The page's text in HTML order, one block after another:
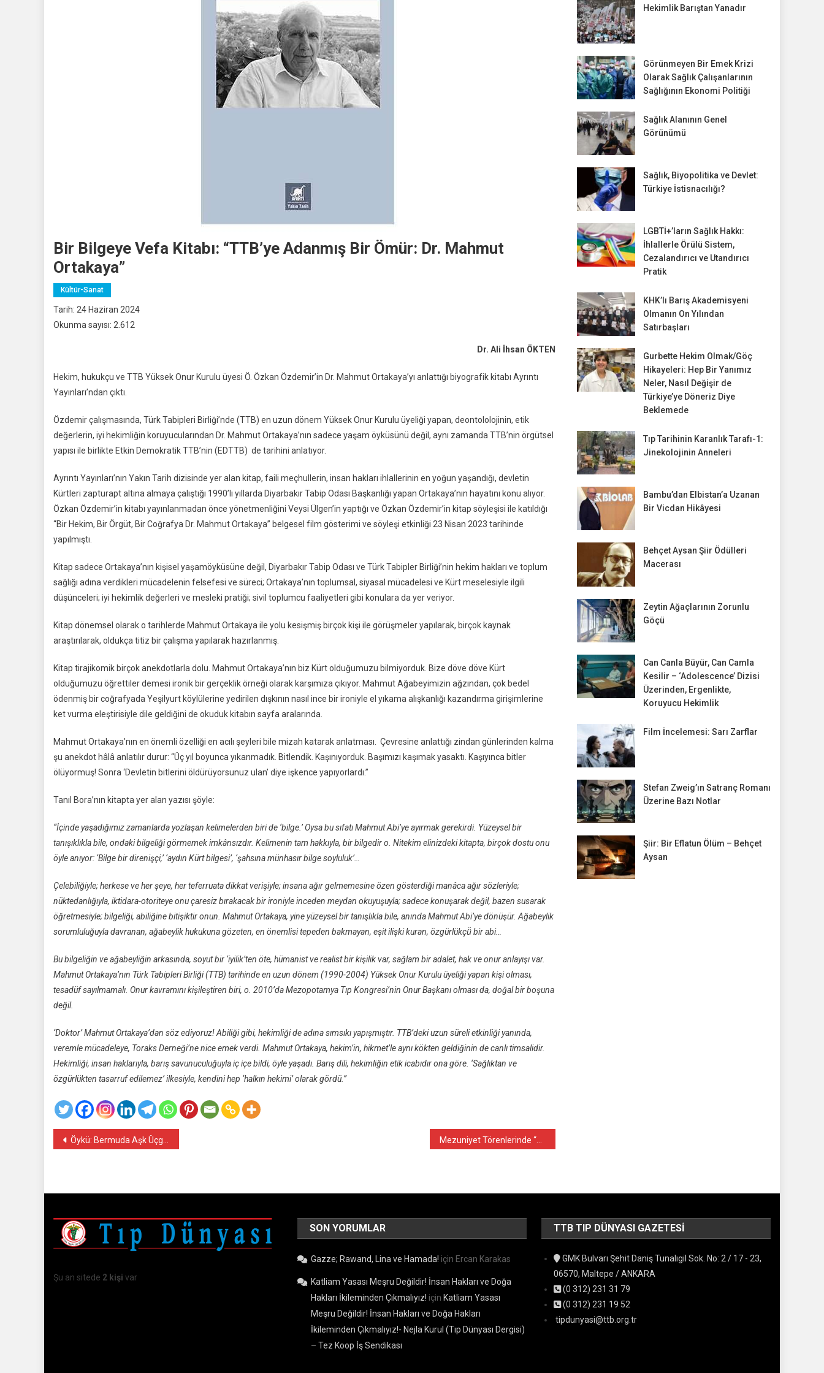
Bir Bilgeye Vefa Kitabı: “TTB’ye Adanmış Bir Ömür: Dr. Mahmut
Ortakaya”
Kültür-Sanat
Tarih: 24 Haziran 2024
Okunma sayısı: 2.612
Dr. Ali İhsan ÖKTEN
Hekim, hukukçu ve TTB Yüksek Onur Kurulu üyesi Ö. Özkan Özdemir’in Dr. Mahmut Ortakaya’yı anlattığı biyografik kitabı Ayrıntı
Yayınları’ndan çıktı.
Özdemir çalışmasında, Türk Tabipleri Birliği’nde (TTB) en uzun dönem Yüksek Onur Kurulu üyeliği yapan, deontololojinin, etik
değerlerin, iyi hekimliğin koruyucularından Dr. Mahmut Ortakaya’nın sadece yaşam öyküsünü değil, aynı zamanda TTB’nin örgütsel
yapısı ile birlikte Etkin Demokratik TTB’nin (EDTTB) de tarihini anlatıyor.
Ayrıntı Yayınları’nın Yakın Tarih dizisinde yer alan kitap, faili meçhullerin, insan hakları ihlallerinin en yoğun yaşandığı, devletin
Kürtleri zapturapt altına almaya çalıştığı 1990’lı yıllarda Diyarbakır Tabip Odası Başkanlığı yapan Ortakaya’nın hayatını konu alıyor.
Özkan Özdemir’in kitabı yayınlanmadan önce yönetmenliğini Veysi Ülgen’in yaptığı ve Özkan Özdemir’in kitap söyleşisi ile katıldığı
“Bir Hekim, Bir Örgüt, Bir Coğrafya Dr. Mahmut Ortakaya” belgesel film gösterimi ve söyleşi etkinliği 23 Nisan 2023 tarihinde
yapılmıştı.
Kitap sadece Ortakaya’nın kişisel yaşamöyküsüne değil, Diyarbakır Tabip Odası ve Türk Tabipler Birliği’nin hekim hakları ve toplum
sağlığı adına verdikleri mücadelenin felsefesi ve süreci; Ortakaya’nın toplumsal, siyasal mücadelesi ve Kürt meselesiyle ilgili
düşünceleri; iyi hekimlik değerleri ve mesleki pratiği; sivil toplumcu faaliyetleri gibi konulara da yer veriyor.
Kitap dönemsel olarak o tarihlerde Mahmut Ortakaya ile yolu kesişmiş birçok kişi ile görüşmeler yapılarak, birçok kaynak
araştırılarak, oldukça titiz bir çalışma yapılarak hazırlanmış.
Kitap tirajikomik birçok anekdotlarla dolu. Mahmut Ortakaya’nın biz Kürt olduğumuzu bilmiyorduk. Bize döve döve Kürt
olduğumuzu öğrettiler demesi ironik bir gerçeklik örneği olarak karşımıza çıkıyor. Mahmut Ağabeyimizin ağzından, çok bedel
ödenmiş bir coğrafyada Yeşilyurt köylülerine yedirilen dışkının nasıl ince bir ironiyle el yıkama alışkanlığı kazandırma girişimlerine
ket vurma eleştirisiyle dile geldiğini de okuduk kitabın sayfa aralarında.
Mahmut Ortakaya’nın en önemli özelliği en acılı şeyleri bile mizah katarak anlatması. Çevresine anlattığı zindan günlerinden kalma
şu anekdot hâlâ anlatılır durur: “Üç yıl boyunca yıkanmadık. Bitlendik. Kaşınıyorduk. Başımızı kaşımak yasaktı. Kaşıyınca bitler
ölüyormuş! Sonra ‘Devletin bitlerini öldürüyorsunuz ulan’ diye işkence yapıyorlardı.”
Tanıl Bora’nın kitapta yer alan yazısı şöyle:
“İçinde yaşadığımız zamanlarda yozlaşan kelimelerden biri de ‘bilge.’ Oysa bu sıfatı Mahmut Abi’ye ayırmak gerekirdi. Yüzeysel bir
tanışıklıkla bile, ondaki bilgeliği görmemek imkânsızdır. Kelimenin tam hakkıyla, bir bilgedir o. Nitekim elinizdeki kitapta, birçok dostu onu
öyle anıyor: ‘Bilge bir direnişçi,’ ‘aydın Kürt bilgesi’, ‘şahsına münhasır bilge soyluluk’…
Çelebiliğiyle; herkese ve her şeye, her teferruata dikkat verişiyle; insana ağır gelmemesine özen gösterdiği manâca ağır sözleriyle;
nüktedanlığıyla, iktidara-otoriteye onu çaresiz bırakacak bir ironiyle inceden meydan okuyuşuyla; sadece konuşarak değil, bazen susarak
öğretmesiyle; bilgeliği, abiliğine bitişiktir onun. Mahmut Ortakaya, yine yüzeysel bir tanışlıkla bile, anında Mahmut Abi’ye dönüşür. Ağabeylik
sorumluluğuyla davranan, ağabeylik hukukuna gözeten, en önemlisi tepeden bakmayan, eşit ilişki kuran, özgürlükçü̈ bir abi…
Bu bilgeliğin ve ağabeyliğin arkasında, soyut bir ‘iyilik’ten öte, hümanist ve realist bir kişilik var, sağlam bir adalet, hak ve onur anlayışı var.
Mahmut Ortakaya’nın Türk Tabipleri Birliği (TTB) tarihinde en uzun dönem (1990-2004) Yüksek Onur Kurulu üyeliği yapan kişi olması,
tesadüf sayılmamalı. Onur kavramını kişileştiren biri, o. 2010’da Mezopotamya Tıp Kongresi’nin Onur Başkanı olması da, doğal bir boşuna
değil.
‘Doktor’ Mahmut Ortakaya’dan söz ediyoruz! Abiliği gibi, hekimliği de adına sımsıkı yapışmıştır. TTB’deki uzun süreli etkinliği yanında,
veremle mücadeleye, Toraks Derneği’ne nice emek verdi. Mahmut Ortakaya, hekim’in, hikmet’le aynı kökten geldiğinin de canlı timsalidir.
Hekimliği, insan haklarıyla, barış savunuculuğuyla iç içe bildi, öyle yaşadı. Barış dili, hekimliğin etik icabıdır ona göre. ‘Sağlıktan ve
özgürlükten tasarruf edilemez’ ilkesiyle, kendini hep ‘halkın hekimi’ olarak gördü.”
Yazı
Öykü: Bermuda Aşk Üçgeni – Gönül Malat
Hekimlik Barıştan Yanadır
Görünmeyen Bir Emek Krizi
Olarak Sağlık Çalışanlarının
Sağlığının Ekonomi Politiği
Sağlık Alanının Genel
Görünümü
Sağlık, Biyopolitika ve Devlet:
Türkiye İstisnacılığı?
LGBTİ+’ların Sağlık Hakkı:
İhlallerle Örülü Sistem,
Cezalandırıcı ve Utandırıcı
Pratik
KHK’lı Barış Akademisyeni
Olmanın On Yılından
Satırbaşları
Gurbette Hekim Olmak/Göç
Hikayeleri: Hep Bir Yanımız
Neler, Nasıl Değişir de
Türkiye’ye Döneriz Diye
Beklemede
Tıp Tarihinin Karanlık Tarafı-1:
Jinekolojinin Anneleri
Bambu’dan Elbistan’a Uzanan
Bir Vicdan Hikâyesi
Behçet Aysan Şiir Ödülleri
Macerası
Zeytin Ağaçlarının Zorunlu
Göçü
Can Canla Büyür, Can Camla
Kesilir – ‘Adolescence’ Dizisi
Üzerinden, Ergenlikte,
Koruyucu Hekimlik
Film İncelemesi: Sarı Zarflar
Stefan Zweig’ın Satranç Romanı
Üzerine Bazı Notlar
Şiir: Bir Eflatun Ölüm – Behçet
Aysan
Şu an sitede 2 kişi var
SON YORUMLAR
Gazze; Rawand, Lina ve Hamada! için Ercan Karakas
Katliam Yasası Meşru Değildir! İnsan Hakları ve Doğa
Hakları İkileminden Çıkmalıyız! için Katliam Yasası
Meşru Değildir! İnsan Hakları ve Doğa Hakları
İkileminden Çıkmalıyız!- Nejla Kurul (Tıp Dünyası Dergisi)
– Tez Koop İş Sendikası
TTB TIP DÜNYASI GAZETESI
GMK Bulvarı Şehit Daniş Tunalıgil Sok. No: 2 / 17 - 23,
06570, Maltepe / ANKARA
(0 312) 231 31 79
(0 312) 231 19 52
tipdunyasi@ttb.org.tr